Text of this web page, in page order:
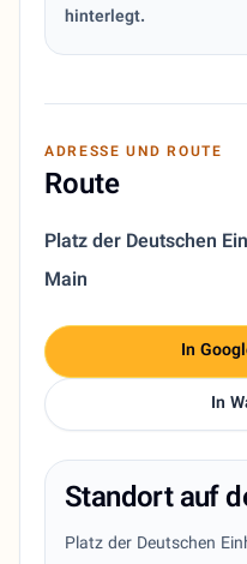
hinterlegt.
ADRESSE UND ROUTE
Route
Platz der Deutschen
Main
In
In
Standort auf
Platz der Deutschen